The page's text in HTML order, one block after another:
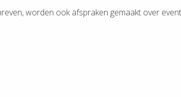
worden ook afspraken gemaakt over